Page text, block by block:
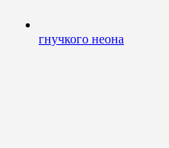
гнучкого неона